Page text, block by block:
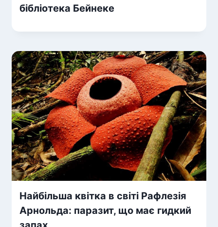
бібліотека Бейнеке
Найбільша квітка в світі Рафлезія
Арнольда: паразит, що має гидкий